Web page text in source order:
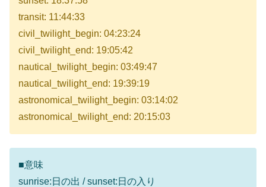
transit: 11:44:33
civil_twilight_begin: 04:23:24
civil_twilight_end: 19:05:42
nautical_twilight_begin: 03:49:47
nautical_twilight_end: 19:39:19
astronomical_twilight_begin: 03:14:02
astronomical_twilight_end: 20:15:03
■意味
sunrise:日の出 / sunset:日の入り